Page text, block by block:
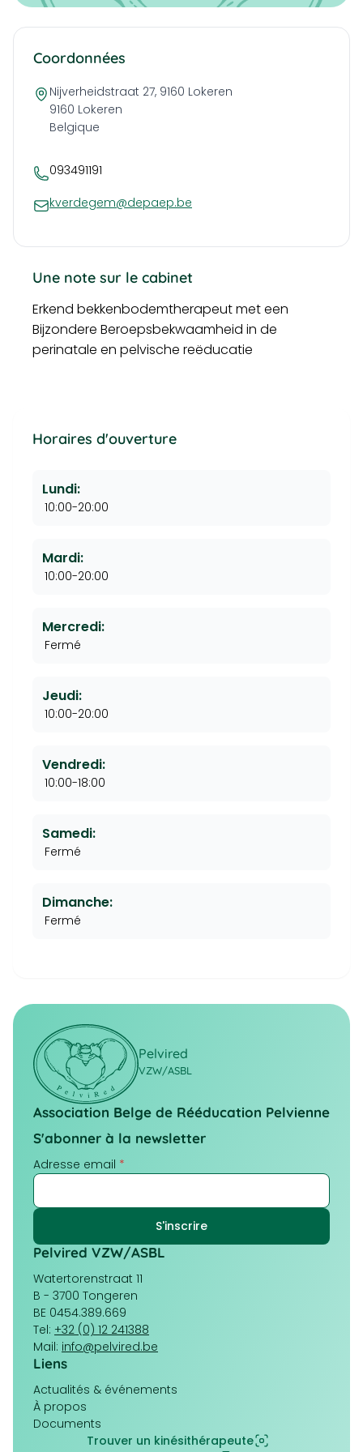
Coordonnées
Nijverheidstraat 27, 9160 Lokeren
9160 Lokeren
Belgique
093491191
kverdegem@depaep.be
Une note sur le cabinet
Erkend bekkenbodemtherapeut met een
Bijzondere Beroepsbekwaamheid in de
perinatale en pelvische reëducatie
Horaires d'ouverture
Lundi:
10:00-20:00
Mardi:
10:00-20:00
Mercredi:
Fermé
Jeudi:
10:00-20:00
Vendredi:
10:00-18:00
Samedi:
Fermé
Dimanche:
Fermé
Pelvired
VZW/ASBL
Association Belge de Rééducation Pelvienne
S'abonner à la newsletter
Adresse email *
Pelvired VZW/ASBL
Watertorenstraat 11
B - 3700 Tongeren
BE 0454.389.669
Tel: +32 (0) 12 241388
Mail: info@pelvired.be
Liens
Navigation
principale
Actualités & événements
À propos
Documents
Trouver un kinésithérapeute